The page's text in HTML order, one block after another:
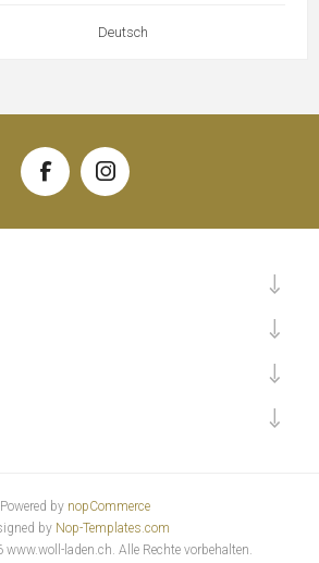
Deutsch
Powered by nopCommerce
by Nop-Templates.com
laden.ch. Alle Rechte vorbehalten.